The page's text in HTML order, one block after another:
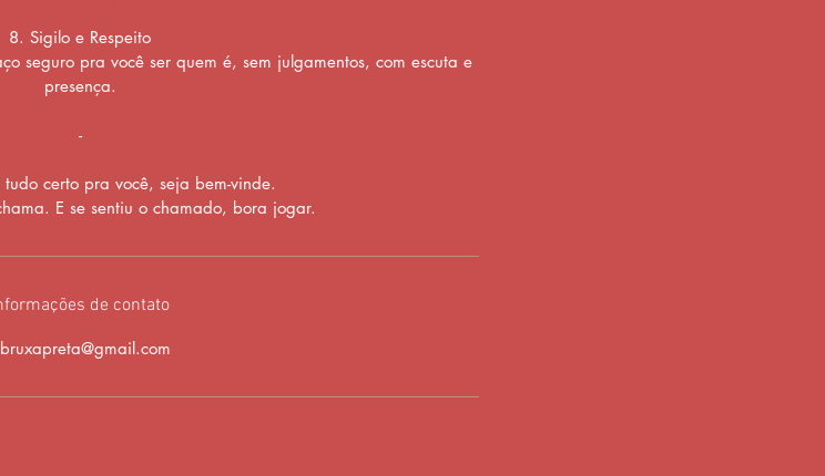
8. Sigilo e Respeito
seguro pra você ser quem é, sem julgamentos, com escuta e
presença.
-
certo pra você, seja bem-vinde.
E se sentiu o chamado, bora jogar.
de contato